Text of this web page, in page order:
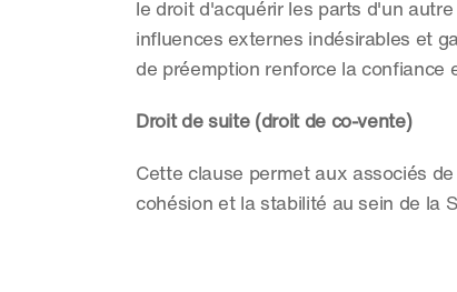
le droit d'acquérir les parts d'un
influences externes indésirables et
de préemption renforce la confiance
Droit de suite (droit de co-vente)
Cette clause permet aux associés
cohésion et la stabilité au sein de la